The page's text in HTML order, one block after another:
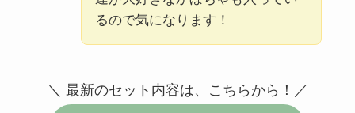
るので気になります！
＼ 最新のセット内容は、こちらから！／